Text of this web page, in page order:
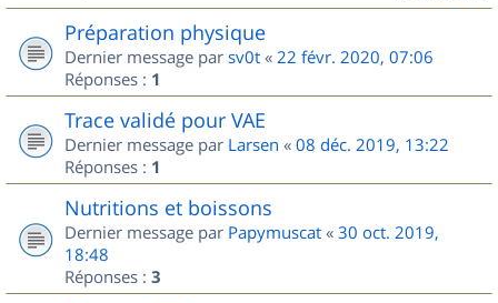
Préparation physique
Dernier message par sv0t « 22 févr. 2020, 07:06
Réponses : 1
Trace validé pour VAE
Dernier message par Larsen « 08 déc. 2019, 13:22
Réponses : 1
Nutritions et boissons
Dernier message par Papymuscat « 30 oct. 2019,
18:48
Réponses : 3